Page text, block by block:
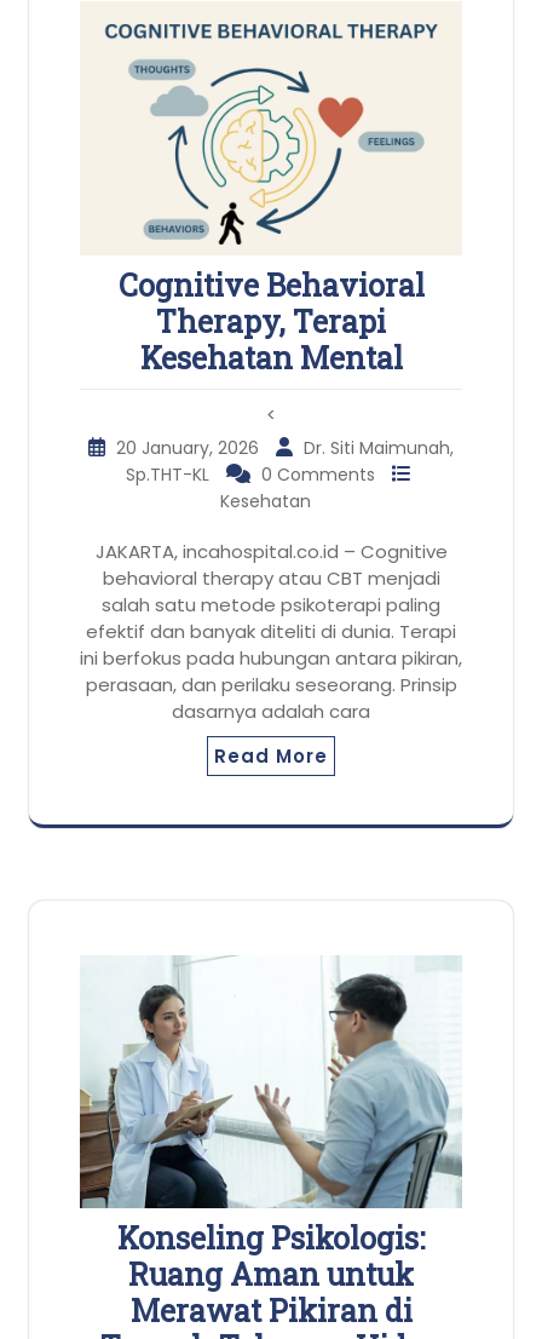
Cognitive Behavioral
Therapy, Terapi
Kesehatan Mental
<
20 January, 2026
Dr. Siti Maimunah,
Sp.THT-KL
0 Comments
Kesehatan
JAKARTA, incahospital.co.id – Cognitive
behavioral therapy atau CBT menjadi
salah satu metode psikoterapi paling
efektif dan banyak diteliti di dunia. Terapi
ini berfokus pada hubungan antara pikiran,
perasaan, dan perilaku seseorang. Prinsip
dasarnya adalah cara
Read More
Konseling Psikologis:
Ruang Aman untuk
Merawat Pikiran di